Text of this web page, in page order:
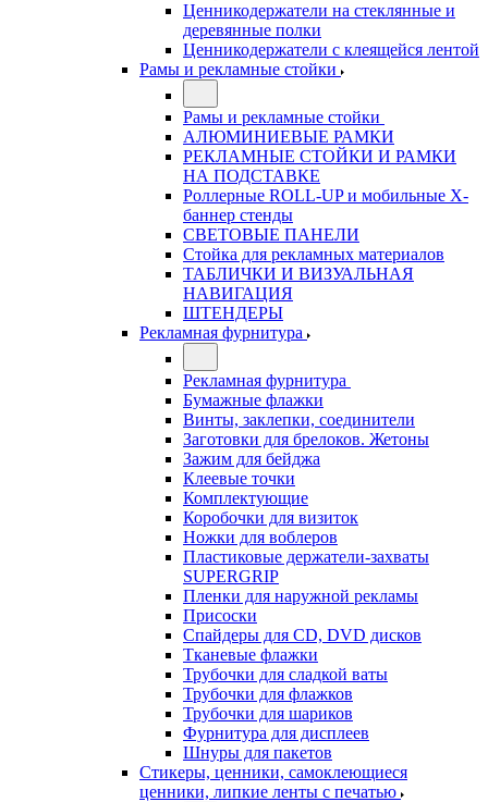
Ценникодержатели на стеклянные и
деревянные полки
Ценникодержатели с клеящейся лентой
Рамы и рекламные стойки
Рамы и рекламные стойки
АЛЮМИНИЕВЫЕ РАМКИ
РЕКЛАМНЫЕ СТОЙКИ И РАМКИ
НА ПОДСТАВКЕ
Роллерные ROLL-UP и мобильные X-
баннер стенды
СВЕТОВЫЕ ПАНЕЛИ
Стойка для рекламных материалов
ТАБЛИЧКИ И ВИЗУАЛЬНАЯ
НАВИГАЦИЯ
ШТЕНДЕРЫ
Рекламная фурнитура
Рекламная фурнитура
Бумажные флажки
Винты, заклепки, соединители
Заготовки для брелоков. Жетоны
Зажим для бейджа
Клеевые точки
Комплектующие
Коробочки для визиток
Ножки для воблеров
Пластиковые держатели-захваты
SUPERGRIP
Пленки для наружной рекламы
Присоски
Спайдеры для CD, DVD дисков
Тканевые флажки
Трубочки для сладкой ваты
Трубочки для флажков
Трубочки для шариков
Фурнитура для дисплеев
Шнуры для пакетов
Стикеры, ценники, самоклеющиеся
ценники, липкие ленты с печатью